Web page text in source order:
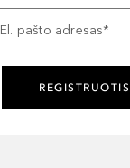
El. pašto adresas*
REGISTRUOTIS